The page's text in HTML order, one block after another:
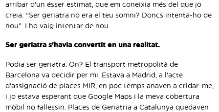
arribar d'un ésser estimat, que em coneixia més del que jo
creia: "Ser geriatra no era el teu somni? Doncs intenta-ho de
nou". I ho vaig intentar de nou.
Ser geriatra s'havia convertit en una realitat.
Podia ser geriatra. On? El transport metropolità de
Barcelona va decidir per mi. Estava a Madrid, a l'acte
d'assignació de places MIR, en poc temps anaven a cridar-me,
i jo estava esperant que Google Maps i la meva cobertura
mòbil no fallessin. Places de Geriatria a Catalunya quedaven